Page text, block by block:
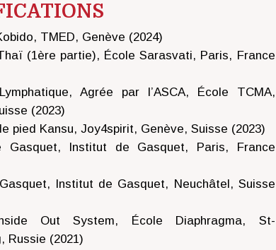
TMED, Genève (2024)
(1ère partie), École Sarasvati, Paris, France
Agrée par l’ASCA, École TCMA,
(2023)
pied Kansu, Joy4spirit, Genève, Suisse (2023)
Gasquet, Institut de Gasquet, Paris, France
Institut de Gasquet, Neuchâtel, Suisse
Out System, École Diaphragma, St-
Russie (2021)